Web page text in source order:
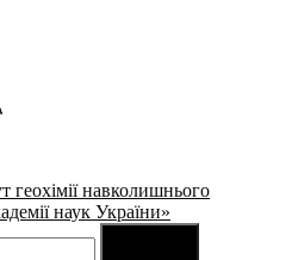
геохімії навколишнього
наук України»